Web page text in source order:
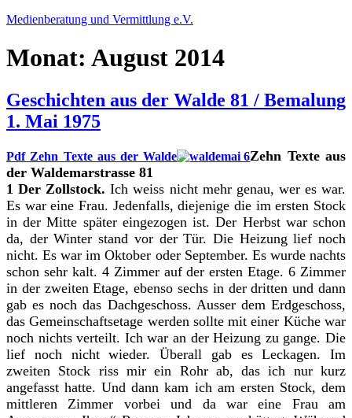
Zum
springen
Medienberatung und Vermittlung e.V.
Monat: August 2014
Geschichten aus der Walde 81 / Bemalung
1. Mai 1975
Pdf Zehn Texte aus der Walde
Zehn Texte aus
der Waldemarstrasse 81
1 Der Zollstock. Ich weiss nicht mehr genau, wer es war.
Es war eine Frau. Jedenfalls, diejenige die im ersten Stock
in der Mitte später eingezogen ist. Der Herbst war schon
da, der Winter stand vor der Tür. Die Heizung lief noch
nicht. Es war im Oktober oder September. Es wurde nachts
schon sehr kalt. 4 Zimmer auf der ersten Etage. 6 Zimmer
in der zweiten Etage, ebenso sechs in der dritten und dann
gab es noch das Dachgeschoss. Ausser dem Erdgeschoss,
das Gemeinschaftsetage werden sollte mit einer Küche war
noch nichts verteilt. Ich war an der Heizung zu gange. Die
lief noch nicht wieder. Überall gab es Leckagen. Im
zweiten Stock riss mir ein Rohr ab, das ich nur kurz
angefasst hatte. Und dann kam ich am ersten Stock, dem
mittleren Zimmer vorbei und da war eine Frau am